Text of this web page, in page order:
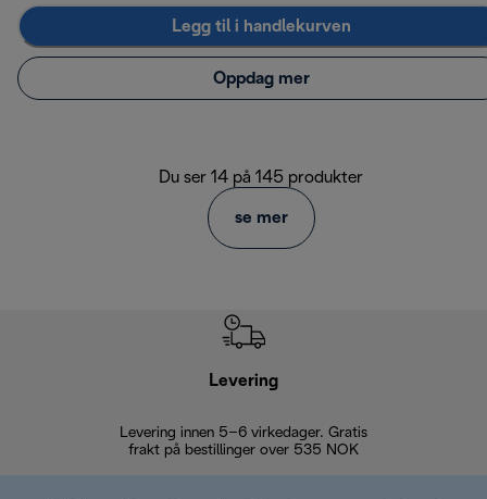
Legg til i handlekurven
Oppdag mer
Du ser 14 på 145 produkter
se mer
Levering
Levering innen 5–6 virkedager. Gratis
frakt på bestillinger over 535 NOK